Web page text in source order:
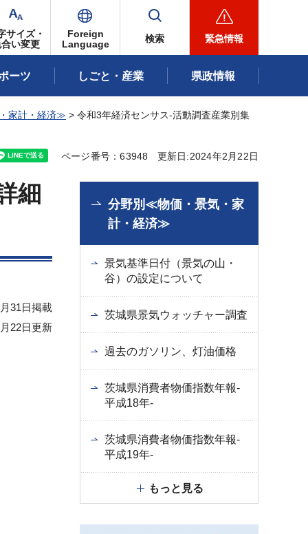
サイズ・
い変更
Foreign
Language
検索 緊急情報
ーツ しごと・産業 県政情報
家計・経済≫ > 令和3年経済センサス-活動調査産業別集
ページ番号：63948 更新日:2024年2月22日
細
31日掲載
22日更新
分野別≪物価・景気・家
計・経済≫
景気基準日付（景気の山・
谷）の設定について
茨城県景気ウォッチャー調査
過去のガソリン、灯油価格
茨城県消費者物価指数年報-
平成18年-
茨城県消費者物価指数年報-
平成19年-
もっと見る